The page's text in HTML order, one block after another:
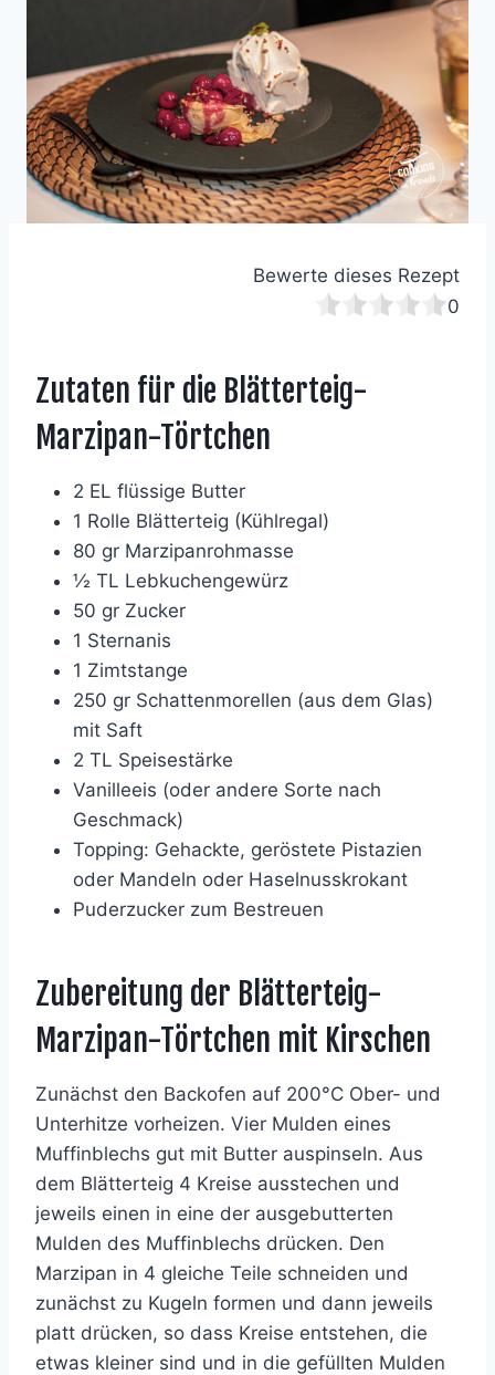
Bewerte dieses Rezept
0
Zutaten für die Blätterteig-
Marzipan-Törtchen
2 EL flüssige Butter
1 Rolle Blätterteig (Kühlregal)
80 gr Marzipanrohmasse
½ TL Lebkuchengewürz
50 gr Zucker
1 Sternanis
1 Zimtstange
250 gr Schattenmorellen (aus dem Glas)
mit Saft
2 TL Speisestärke
Vanilleeis (oder andere Sorte nach
Geschmack)
Topping: Gehackte, geröstete Pistazien
oder Mandeln oder Haselnusskrokant
Puderzucker zum Bestreuen
Zubereitung der Blätterteig-
Marzipan-Törtchen mit Kirschen
Zunächst den Backofen auf 200°C Ober- und
Unterhitze vorheizen. Vier Mulden eines
Muffinblechs gut mit Butter auspinseln. Aus
dem Blätterteig 4 Kreise ausstechen und
jeweils einen in eine der ausgebutterten
Mulden des Muffinblechs drücken. Den
Marzipan in 4 gleiche Teile schneiden und
zunächst zu Kugeln formen und dann jeweils
platt drücken, so dass Kreise entstehen, die
etwas kleiner sind und in die gefüllten Mulden